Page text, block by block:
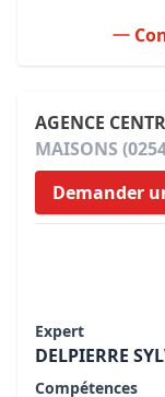
AGENCE
MAISONS
Demander
Expert
DELPIERRE
Compétences